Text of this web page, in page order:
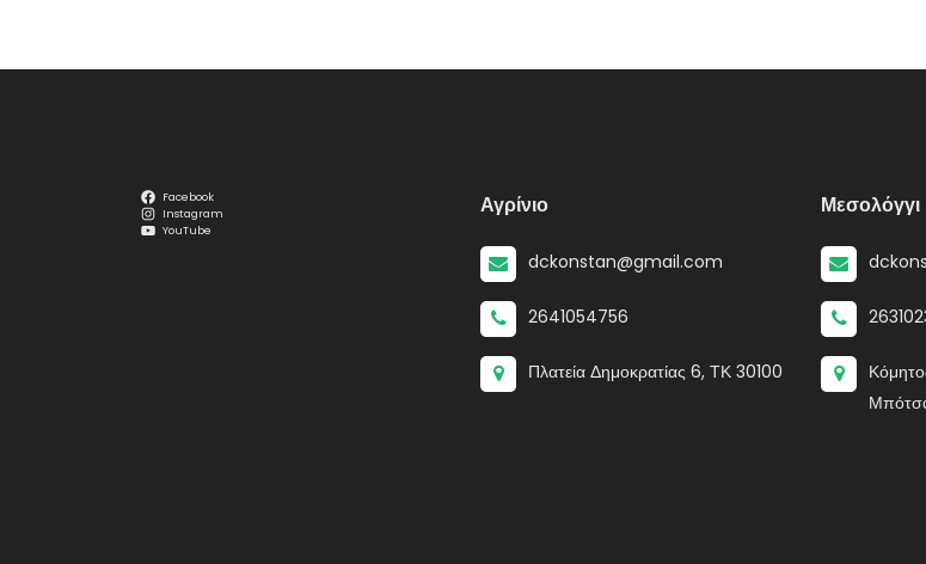
Facebook
Instagram
YouTube
Αγρίνιο
dckonstan@gmail.com
2641054756
Πλατεία Δημοκρατίας 6, ΤΚ 30100
Μεσολόγγι